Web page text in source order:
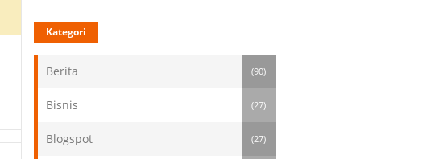
Kategori
Berita (90)
Bisnis (27)
Blogspot (27)